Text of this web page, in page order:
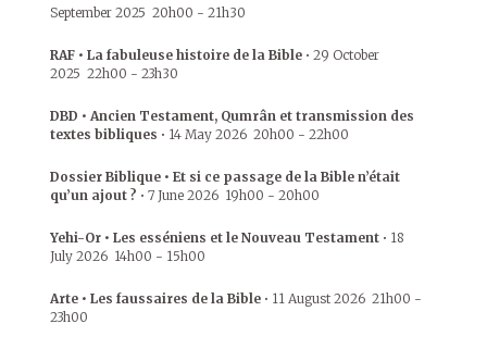
September 2025 20h00 - 21h30
RAF • La fabuleuse histoire de la Bible • 29 October
2025 22h00 - 23h30
DBD • Ancien Testament, Qumrân et transmission des
textes bibliques • 14 May 2026 20h00 - 22h00
Dossier Biblique • Et si ce passage de la Bible n’était
qu’un ajout ? • 7 June 2026 19h00 - 20h00
Yehi-Or • Les esséniens et le Nouveau Testament • 18
July 2026 14h00 - 15h00
Arte • Les faussaires de la Bible • 11 August 2026 21h00 -
23h00